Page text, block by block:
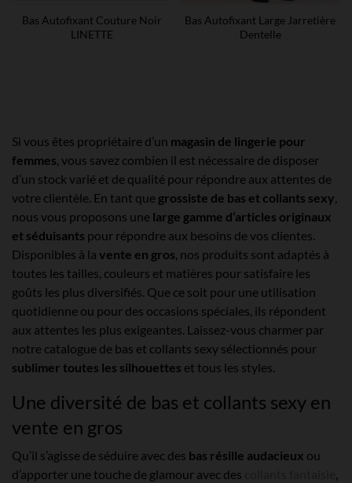
Bas Autofixant Couture Noir
LINETTE
Bas Autofixant Large Jarretière
Dentelle
Si vous êtes propriétaire d’un magasin de lingerie pour
femmes, vous savez combien il est nécessaire de disposer
d’un stock varié et de qualité pour répondre aux attentes de
votre clientèle. En tant que grossiste de bas et collants sexy,
nous vous proposons une large gamme d’articles originaux
et séduisants pour répondre aux besoins de vos clientes.
Disponibles à la vente en gros, nos produits sont adaptés à
toutes les tailles, couleurs et matières pour satisfaire les
goûts les plus diversifiés. Que ce soit pour une utilisation
quotidienne ou pour des occasions spéciales, ils répondent
aux attentes les plus exigeantes. Laissez-vous charmer par
notre catalogue de bas et collants sexy sélectionnés pour
sublimer toutes les silhouettes et tous les styles.
Une diversité de bas et collants sexy en
vente en gros
Qu’il s’agisse de séduire avec des bas résille audacieux ou
d’apporter une touche de glamour avec des
,